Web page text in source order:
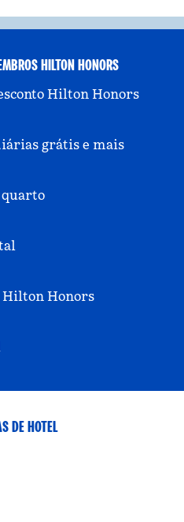
HILTON HONORS
Hilton Honors
grátis e mais
quarto
Honors
DE HOTEL